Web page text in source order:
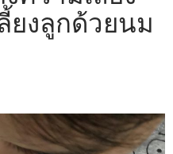
ยงลูกด้วยนม